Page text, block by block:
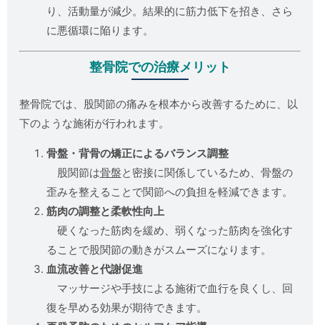
り、活動量が減少。結果的に筋力低下を招き、さら
に悪循環に陥ります。
整骨院での治療メリット
整骨院では、股関節の痛みを根本から改善するために、以
下のような施術が行われます。
骨盤・背骨の矯正によるバランス調整
股関節は骨盤と密接に関係しているため、骨盤の
歪みを整えることで関節への負担を軽減できます。
筋肉の調整と柔軟性向上
硬くなった筋肉を緩め、弱くなった筋肉を強化す
ることで股関節の動きがスムーズになります。
血流改善と代謝促進
マッサージや手技による施術で血行を良くし、回
復を早める効果が期待できます。